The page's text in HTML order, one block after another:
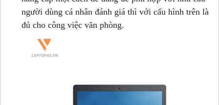
người dùng cá nhân đánh giá thì với cấu hình trên là
đủ cho công việc văn phòng.